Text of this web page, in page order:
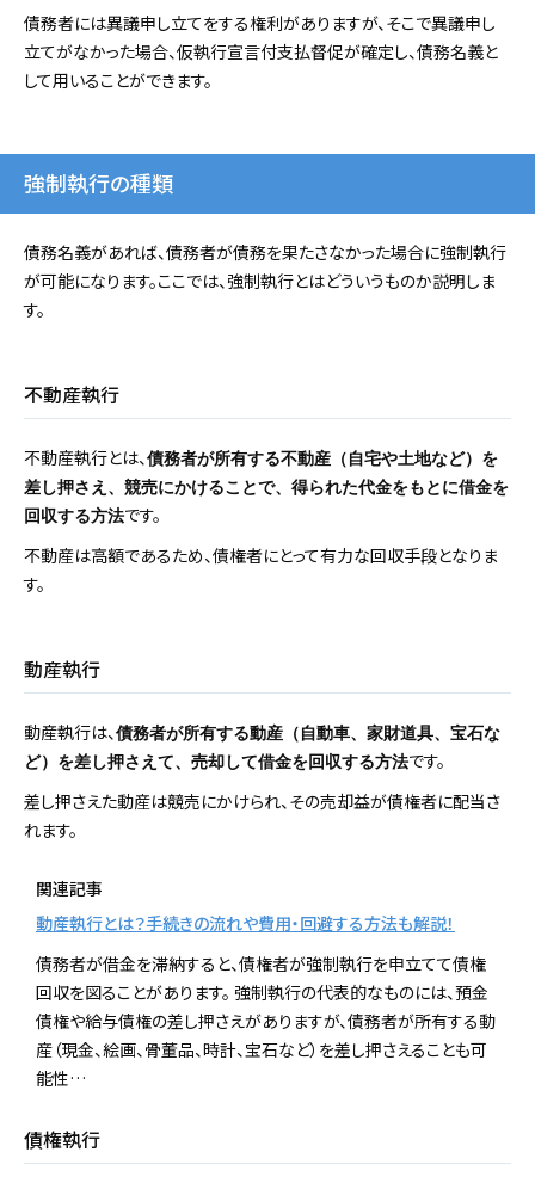
債務者には異議申し立てをする権利がありますが、そこで異議申し
立てがなかった場合、仮執行宣言付支払督促が確定し、債務名義と
して用いることができます。
強制執行の種類
債務名義があれば、債務者が債務を果たさなかった場合に強制執行
が可能になります。ここでは、強制執行とはどういうものか説明しま
す。
不動産執行
不動産執行とは、債務者が所有する不動産（自宅や土地など）を
差し押さえ、競売にかけることで、得られた代金をもとに借金を
回収する方法です。
不動産は高額であるため、債権者にとって有力な回収手段となりま
す。
動産執行
動産執行は、債務者が所有する動産（自動車、家財道具、宝石な
ど）を差し押さえて、売却して借金を回収する方法です。
差し押さえた動産は競売にかけられ、その売却益が債権者に配当さ
れます。
関連記事
動産執行とは？手続きの流れや費用・回避する方法も解説！
債務者が借金を滞納すると、債権者が強制執行を申立てて債権
回収を図ることがあります。 強制執行の代表的なものには、預金
債権や給与債権の差し押さえがありますが、債務者が所有する動
産（現金、絵画、骨董品、時計、宝石など）を差し押さえることも可
能性…
債権執行